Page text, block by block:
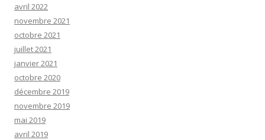
avril 2022
novembre 2021
octobre 2021
juillet 2021
janvier 2021
octobre 2020
décembre 2019
novembre 2019
mai 2019
avril 2019